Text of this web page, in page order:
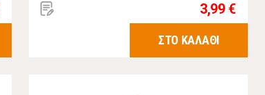
3,99 €
ΣΤΟ ΚΑΛΑΘΙ